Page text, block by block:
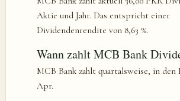
Aktie und Jahr. Das entspricht einer
Dividendenrendite von 8,63 %.
Wann zahlt MCB Bank
MCB Bank zahlt quartalsweise, in den
Apr.